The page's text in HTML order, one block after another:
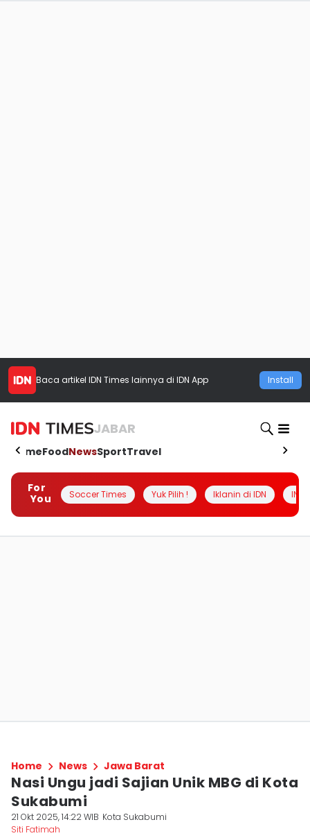
Baca artikel IDN Times lainnya di IDN App Install
JABAR
HomeFoodNewsSportTravel
For
You
Soccer Times Yuk Pilih ! Iklanin di IDN
Home News Jawa Barat
Nasi Ungu jadi Sajian Unik MBG di Kota
Sukabumi
21 Okt 2025, 14:22 WIB Kota Sukabumi
Siti Fatimah